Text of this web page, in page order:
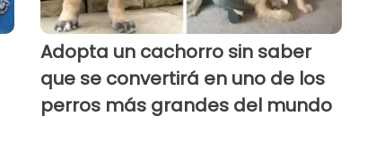
Adopta un cachorro sin saber
que se convertirá en uno de los
perros más grandes del mundo